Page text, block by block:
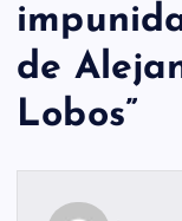
de
Lobos”